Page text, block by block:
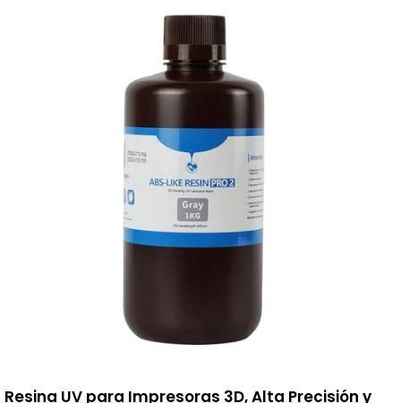
Resina UV para Impresoras 3D, Alta Precisión y